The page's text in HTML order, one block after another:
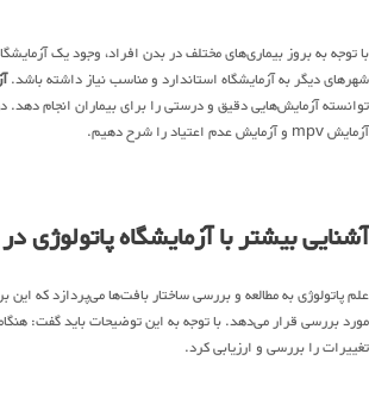
با توجه به بروز بیماری‌های مختلف در بدن افراد، وجود یک
شهر‌های دیگر به آزمایشگاه استاندارد و مناسب نیاز داشته باشد.
توانسته آزمایش‌هایی دقیق و درستی را برای بیماران انجام دهد.
آزمایش mpv و آزمایش عدم اعتیاد را شرح دهیم.
آشنایی بیشتر با آزمایشگاه پاتولوژی
علم پاتولوژی به مطالعه و بررسی ساختار بافت‌ها می‌پردازد که
مورد بررسی قرار می‌دهد. با توجه به این توضیحات باید گفت:
تغییرات را بررسی و ارزیابی کرد.